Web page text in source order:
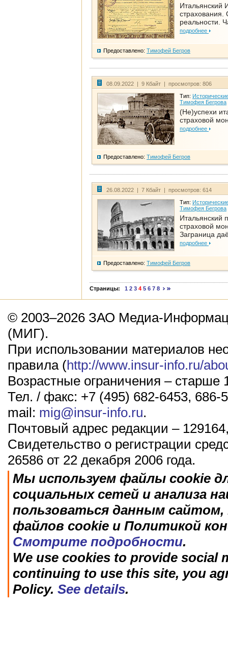
Итальянский
страхования.
реальности.
подробнее
Предоставлено: Тимофей Бегров
08.09.2022 | 9 Кбайт | просмотров: 806
Тип:
Тимофея Бегрова
(Не)успехи
страховой
подробнее
Предоставлено: Тимофей Бегров
26.08.2022 | 7 Кбайт | просмотров: 614
Тип:
Тимофея Бегрова
Итальянский
страховой
Заграница
подробнее
Предоставлено: Тимофей Бегров
Страницы: 1 2 3 4 5 6 7 8
© 2003–2026 ЗАО Медиа-
(МИГ).
При использовании материалов
правила (http://www.insur-info.ru/
Возрастные ограничения – старше
Тел. / факс: +7 (495) 682-6453, 686-
mail: mig@insur-info.ru.
Почтовый адрес редакции –
Свидетельство о регистрации
26586 от 22 декабря 2006 года.
Мы используем файлы cookie
социальных сетей и анализа
пользоваться данным
файлов cookie и Политикой
Смотрите подробности.
We use cookies to provide social
continuing to use this site, you
Policy. See details.